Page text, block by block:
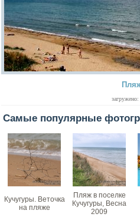
Самые популярные
Кучугуры. Веточка
на пляже
Пляж в поселке
Кучугуры, Весна
2009